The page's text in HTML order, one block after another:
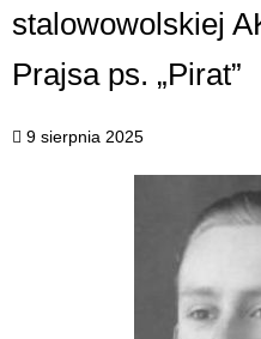
stalowowolskiej
Prajsa ps. „Pirat”
9 sierpnia 2025